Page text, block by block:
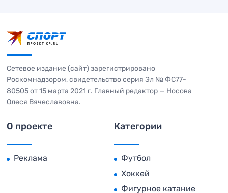
Сетевое издание (сайт) зарегистрировано
Роскомнадзором, свидетельство серия Эл № ФС77-
80505 от 15 марта 2021 г. Главный редактор — Носова
Олеся Вячеславовна.
О проекте
Реклама
Категории
Футбол
Хоккей
Фигурное катание